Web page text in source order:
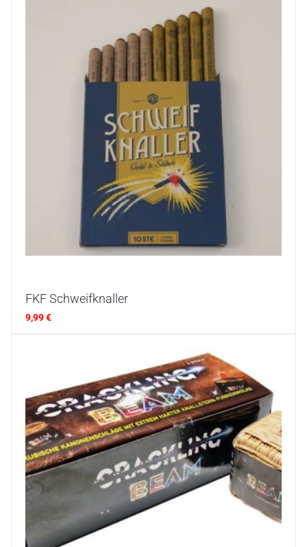
FKF Schweifknaller
9,99€